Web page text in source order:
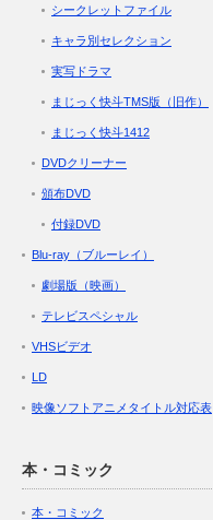
シークレットファイル
キャラ別セレクション
実写ドラマ
まじっく快斗TMS版（旧作）
まじっく快斗1412
DVDクリーナー
頒布DVD
付録DVD
Blu-ray（ブルーレイ）
劇場版（映画）
テレビスペシャル
VHSビデオ
LD
映像ソフトアニメタイトル対応表
本・コミック
本・コミック